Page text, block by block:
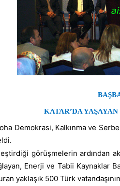
KATAR’DA
Demokrasi, Kalkınma ve
görüşmelerin ardından
Enerji ve Tabii Kaynaklar
yaklaşık 500 Türk